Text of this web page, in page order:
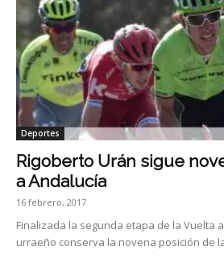
Deportes
Rigoberto Urán sigue
a Andalucía
16 febrero, 2017
Finalizada la segunda etapa de la Vuelta
urraeño conserva la novena posición de